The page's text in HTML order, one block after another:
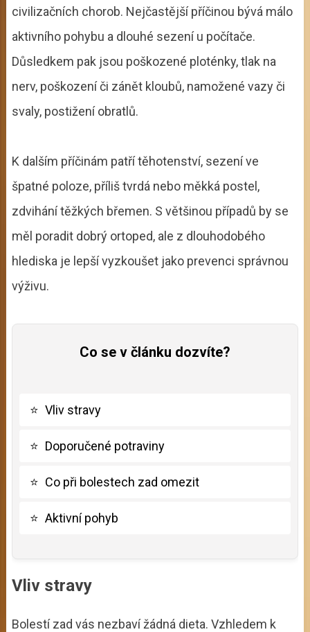
civilizačních chorob. Nejčastější příčinou bývá málo
aktivního pohybu a dlouhé sezení u počítače.
Důsledkem pak jsou poškozené ploténky, tlak na
nerv, poškození či zánět kloubů, namožené vazy či
svaly, postižení obratlů.
K dalším příčinám patří těhotenství, sezení ve
špatné poloze, příliš tvrdá nebo měkká postel,
zdvihání těžkých břemen. S většinou případů by se
měl poradit dobrý ortoped, ale z dlouhodobého
hlediska je lepší vyzkoušet jako prevenci správnou
výživu.
Co se v článku dozvíte?
⭐ Vliv stravy
⭐ Doporučené potraviny
⭐ Co při bolestech zad omezit
⭐ Aktivní pohyb
Vliv stravy
Bolestí zad vás nezbaví žádná dieta. Vzhledem k